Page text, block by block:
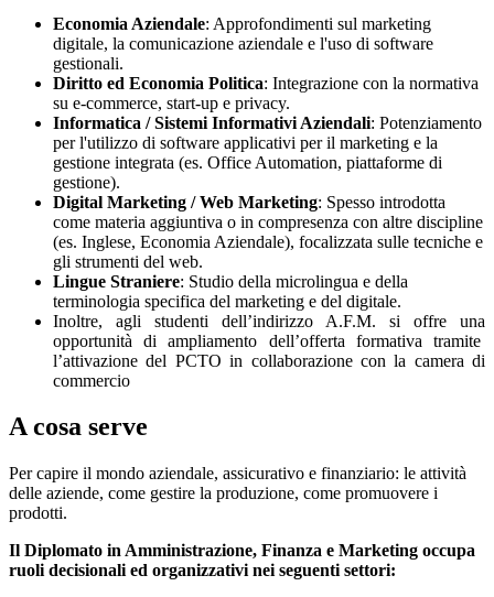
Economia Aziendale: Approfondimenti sul marketing
digitale, la comunicazione aziendale e l'uso di software
gestionali.
Diritto ed Economia Politica: Integrazione con la normativa
su e-commerce, start-up e privacy.
Informatica / Sistemi Informativi Aziendali: Potenziamento
per l'utilizzo di software applicativi per il marketing e la
gestione integrata (es. Office Automation, piattaforme di
gestione).
Digital Marketing / Web Marketing: Spesso introdotta
come materia aggiuntiva o in compresenza con altre discipline
(es. Inglese, Economia Aziendale), focalizzata sulle tecniche e
gli strumenti del web.
Lingue Straniere: Studio della microlingua e della
terminologia specifica del marketing e del digitale.
Inoltre, agli studenti dell’indirizzo A.F.M. si offre una
opportunità di ampliamento dell’offerta formativa tramite
l’attivazione del PCTO in collaborazione con la camera di
commercio
A cosa serve
Per capire il mondo aziendale, assicurativo e finanziario: le attività
delle aziende, come gestire la produzione, come promuovere i
prodotti.
Il Diplomato in Amministrazione, Finanza e Marketing occupa
ruoli decisionali ed organizzativi nei seguenti settori: